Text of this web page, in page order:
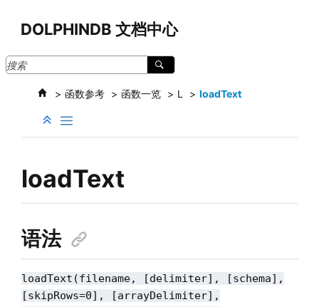
DOLPHINDB 文档中心
函数参考 函数一览 L loadText
loadText
语法
loadText(filename, [delimiter], [schema],
[skipRows=0] , [arrayDelimiter],